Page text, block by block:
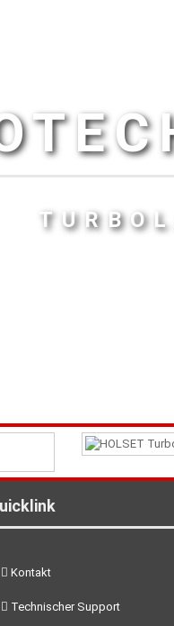
Kontakt
Technischer Support